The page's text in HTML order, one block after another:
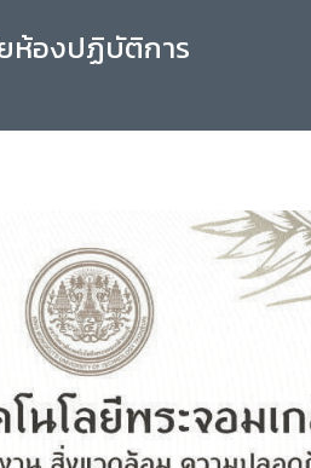
ห้องปฏิบัติการ